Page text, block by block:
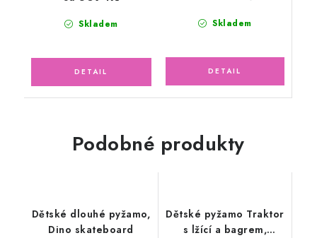
Skladem Skladem
Podobné produkty
Dětské dlouhé pyžamo,
Dino skateboard
Dětské pyžamo Traktor
s lžící a bagrem,